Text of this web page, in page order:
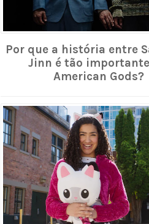
Por que a história entre
Jinn é tão
American Gods?